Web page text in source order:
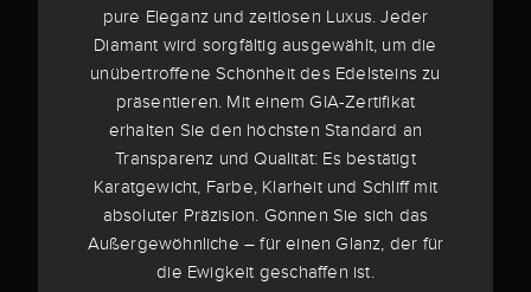
pure Eleganz und zeitlosen Luxus. Jeder
Diamant wird sorgfältig ausgewählt, um die
unübertroffene Schönheit des Edelsteins zu
präsentieren. Mit einem GIA-Zertifikat
erhalten Sie den höchsten Standard an
Transparenz und Qualität: Es bestätigt
Karatgewicht, Farbe, Klarheit und Schliff mit
absoluter Präzision. Gönnen Sie sich das
Außergewöhnliche – für einen Glanz, der für
die Ewigkeit geschaffen ist.